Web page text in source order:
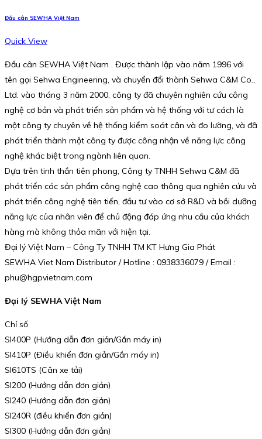
Đầu cân SEWHA Việt Nam
Quick View
Đầu cân SEWHA Việt Nam . Được thành lập vào năm 1996 với
tên gọi Sehwa Engineering, và chuyển đổi thành Sehwa C&M Co.,
Ltd. vào tháng 3 năm 2000, công ty đã chuyên nghiên cứu công
nghệ cơ bản và phát triển sản phẩm và hệ thống với tư cách là
một công ty chuyên về hệ thống kiểm soát cân và đo lường, và đã
phát triển thành một công ty được công nhận về năng lực công
nghệ khác biệt trong ngành liên quan.
Dựa trên tinh thần tiên phong, Công ty TNHH Sehwa C&M đã
phát triển các sản phẩm công nghệ cao thông qua nghiên cứu và
phát triển công nghệ tiên tiến, đầu tư vào cơ sở R&D và bồi dưỡng
năng lực của nhân viên để chủ động đáp ứng nhu cầu của khách
hàng mà không thỏa mãn với hiện tại.
Đại lý Việt Nam – Công Ty TNHH TM KT Hưng Gia Phát
SEWHA Viet Nam Distributor / Hotline : 0938336079 / Email :
phu@hgpvietnam.com
Đại lý SEWHA Việt Nam
Chỉ số
SI400P (Hướng dẫn đơn giản/Gắn máy in)
SI410P (Điều khiển đơn giản/Gắn máy in)
SI610TS (Cân xe tải)
SI200 (Hướng dẫn đơn giản)
SI240 (Hướng dẫn đơn giản)
SI240R (điều khiển đơn giản)
SI300 (Hướng dẫn đơn giản)